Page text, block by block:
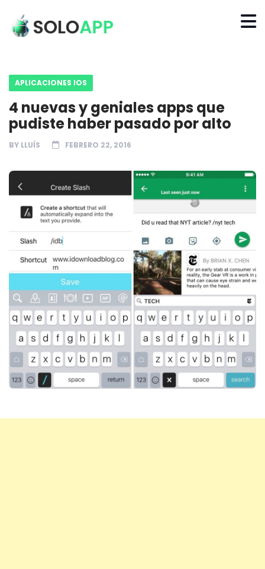
APLICACIONES IOS
4 nuevas y geniales apps que
pudiste haber pasado por alto
BY LLUÍS FEBRERO 22, 2016